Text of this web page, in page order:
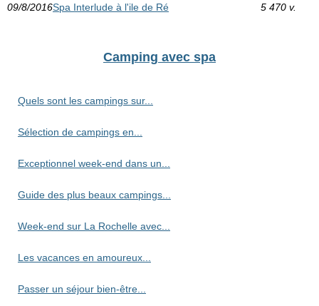
09/8/2016Spa Interlude à l'ile de Ré 5 470 v.
Camping avec spa
Quels sont les campings sur...
Sélection de campings en...
Exceptionnel week-end dans un...
Guide des plus beaux campings...
Week-end sur La Rochelle avec...
Les vacances en amoureux...
Passer un séjour bien-être...